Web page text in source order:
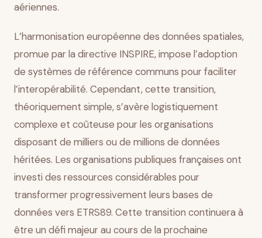
aériennes.
L’harmonisation européenne des données spatiales,
promue par la directive INSPIRE, impose l’adoption
de systèmes de référence communs pour faciliter
l’interopérabilité. Cependant, cette transition,
théoriquement simple, s’avère logistiquement
complexe et coûteuse pour les organisations
disposant de milliers ou de millions de données
héritées. Les organisations publiques françaises ont
investi des ressources considérables pour
transformer progressivement leurs bases de
données vers ETRS89. Cette transition continuera à
être un défi majeur au cours de la prochaine